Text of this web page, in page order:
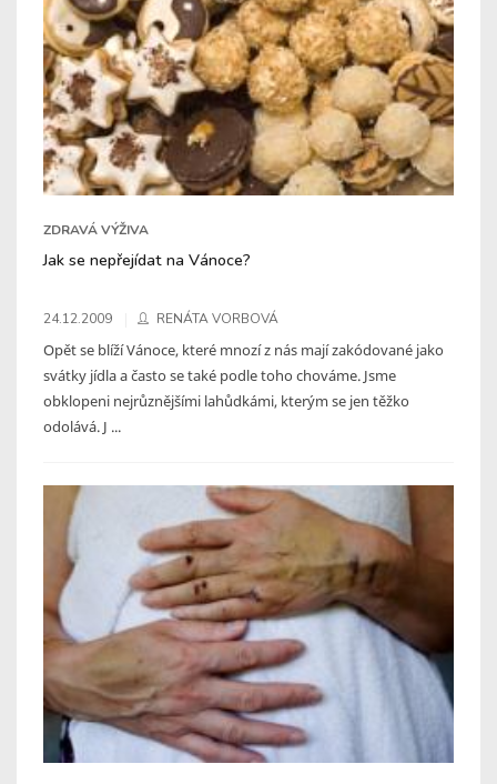
ZDRAVÁ VÝŽIVA
Jak se nepřejídat na Vánoce?
24.12.2009 RENÁTA VORBOVÁ
Opět se blíží Vánoce, které mnozí z nás mají zakódované jako
svátky jídla a často se také podle toho chováme. Jsme
obklopeni nejrůznějšími lahůdkámi, kterým se jen těžko
odolává. J ...